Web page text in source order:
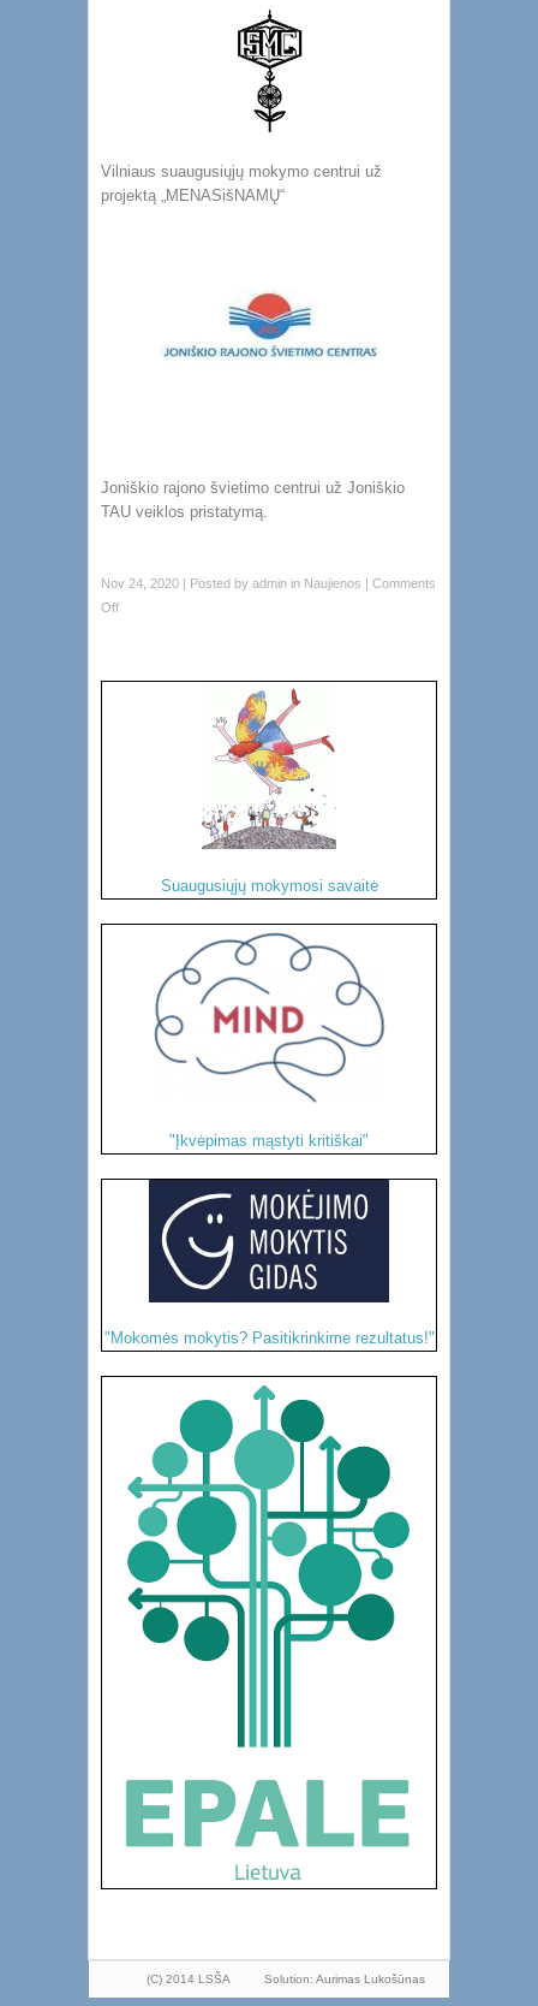
Vilniaus suaugusiųjų mokymo centrui už
projektą „MENASišNAMŲ“
Joniškio rajono švietimo centrui už Joniškio
TAU veiklos pristatymą.
Nov 24, 2020 | Posted by admin in Naujienos | Comments
Off
Suaugusiųjų mokymosi savaitė
"Įkvėpimas mąstyti kritiškai"
"Mokomės mokytis? Pasitikrinkime rezultatus!"
(C) 2014 LSŠA Solution: Aurimas Lukošūnas